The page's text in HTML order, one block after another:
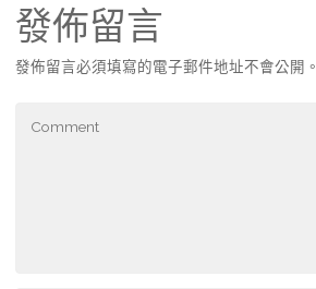
發佈留言
發佈留言必須填寫的電子郵件地址不會公開。